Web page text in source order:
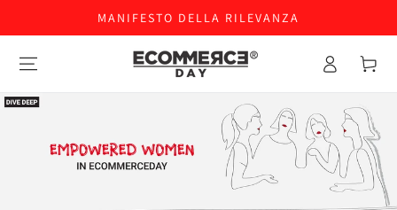
MANIFESTO DELLA RILEVANZA
Accesso Carello